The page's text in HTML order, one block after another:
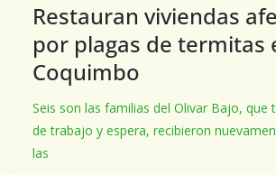
Restauran viviendas
por plagas de termitas
Coquimbo
Seis son las familias del Olivar Bajo, que
de trabajo y espera, recibieron
las